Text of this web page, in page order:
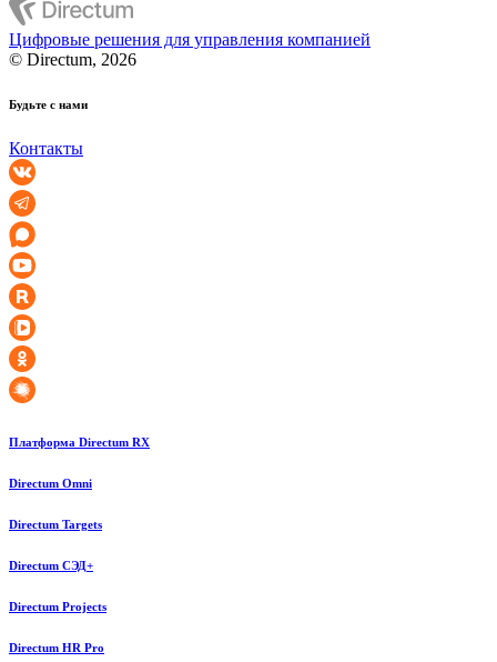
Цифровые решения для управления компанией
© Directum, 2026
Будьте с нами
Контакты
Платформа Directum RX
Directum Omni
Directum Targets
Directum СЭД+
Directum Projects
Directum HR Pro